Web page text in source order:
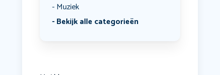
Muziek
Bekijk alle categorieën